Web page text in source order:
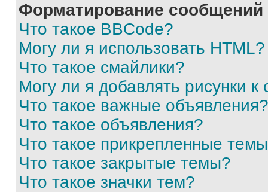
Форматирование
Что такое BBCode?
Могу ли я использовать HTML?
Что такое смайлики?
Могу ли я добавлять рисунки
Что такое важные объявления?
Что такое объявления?
Что такое прикрепленные
Что такое закрытые темы?
Что такое значки тем?